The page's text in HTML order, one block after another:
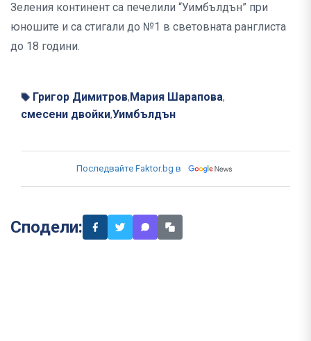
Зеления континент са печелили “Уимбълдън” при
юношите и са стигали до №1 в световната ранглиста
до 18 години.
Григор Димитров, Мария Шарапова,
смесени двойки,Уимбълдън
Последвайте Faktor.bg в
Сподели: